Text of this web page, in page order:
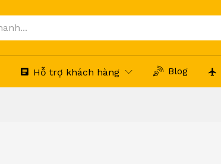
Hỗ trợ khách hàng Blog